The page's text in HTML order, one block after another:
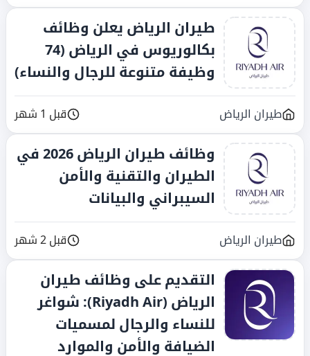
طيران الرياض يعلن وظائف
بكالوريوس في الرياض (74
وظيفة متنوعة للرجال والنساء)
طيران الرياض قبل 1 شهر
وظائف طيران الرياض 2026 في
الطيران والتقنية والأمن
السيبراني والبيانات
طيران الرياض قبل 2 شهر
التقديم على وظائف طيران
الرياض (Riyadh Air): شواغر
للنساء والرجال لمسميات
الضيافة والأمن والموارد